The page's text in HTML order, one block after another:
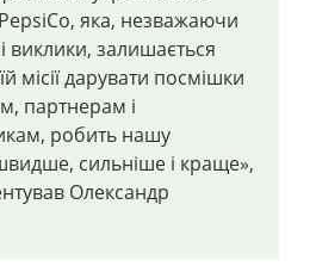
яка, незважаючи
виклики, залишається
місії дарувати посмішки
партнерам і
робить нашу
сильніше і краще»,
Олександр